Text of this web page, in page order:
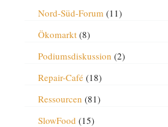
Nord-Süd-Forum (11)
Ökomarkt(8)
Podiumsdiskussion (2)
Repair-Café(18)
Ressourcen (81)
SlowFood (15)